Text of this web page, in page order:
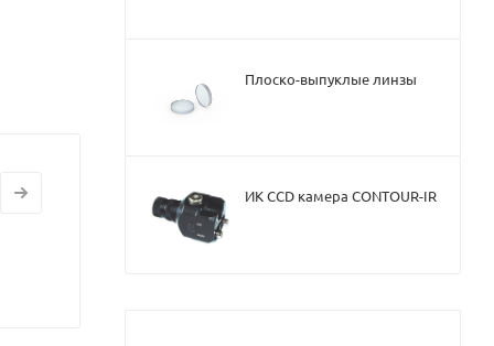
Плоско-выпуклые линзы
ИК CCD камера CONTOUR-IR